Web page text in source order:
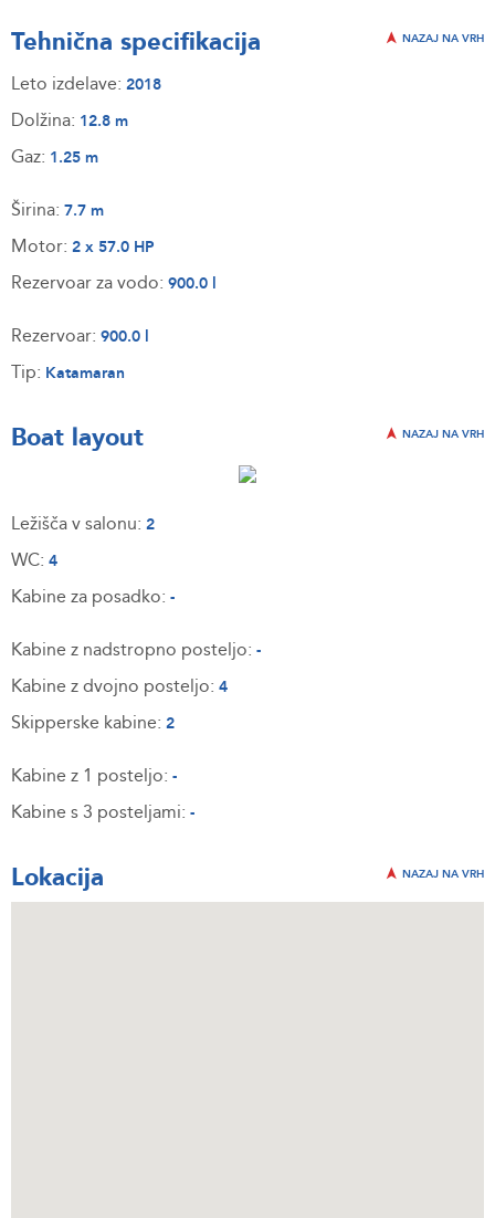
Tehnična specifikacija NAZAJ NA VRH
Leto izdelave: 2018
Dolžina: 12.8 m
Gaz: 1.25 m
Širina: 7.7 m
Motor: 2 x 57.0 HP
Rezervoar za vodo: 900.0 l
Rezervoar: 900.0 l
Tip: Katamaran
Boat layout NAZAJ NA VRH
Ležišča v salonu: 2
WC: 4
Kabine za posadko: -
Kabine z nadstropno posteljo: -
Kabine z dvojno posteljo: 4
Skipperske kabine: 2
Kabine z 1 posteljo: -
Kabine s 3 posteljami: -
Lokacija NAZAJ NA VRH